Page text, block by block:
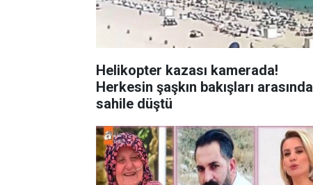
Helikopter kazası kamerada!
Herkesin şaşkın bakışları arasında
sahile düştü